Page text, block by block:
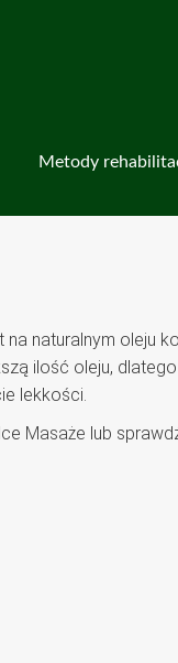
Metody
naturalnym oleju
ilość oleju,
lekkości.
Masaże lub